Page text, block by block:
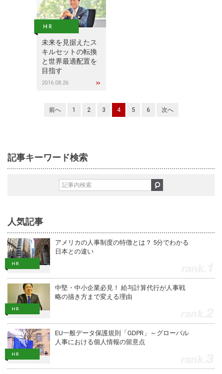
未来を見据えたス
キルセットの転換
と世界最適配置を
目指す
2016.08.26
前へ 1 2 3 4 5 6 次へ
記事キーワード検索
人気記事
アメリカの人事制度の特徴とは？ 5分でわかる
日本との違い
中堅・中小企業必見！ 給与計算代行が人事戦
略の描き方まで変える理由
EU一般データ保護規則「GDPR」～グローバル
人事における個人情報の留意点